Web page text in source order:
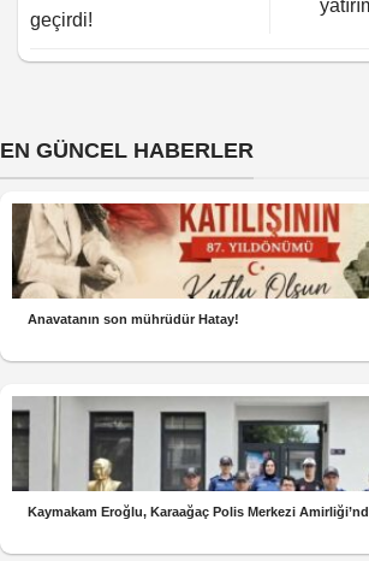
geçirdi!
EN GÜNCEL HABERLER
Anavatanın son mührüdür Hatay!
Kaymakam Eroğlu, Karaağaç Polis Merkezi